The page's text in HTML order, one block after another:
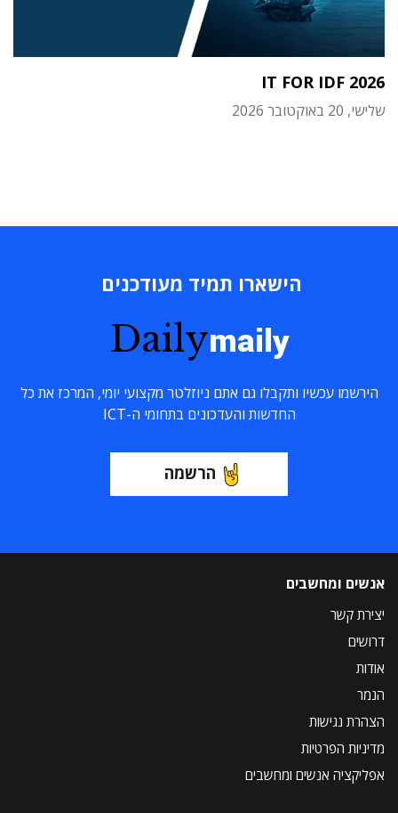
IT FOR IDF 2026
שלישי, 20 באוקטובר 2026
הישארו תמיד מעודכנים
Dailymaily
הירשמו עכשיו ותקבלו גם אתם ניוזלטר מקצועי יומי, המרכז את כל
החדשות והעדכונים בתחומי ה-ICT
הרשמה
אנשים ומחשבים
יצירת קשר
דרושים
אודות
הנמר
הצהרת נגישות
מדיניות הפרטיות
אפליקציה אנשים ומחשבים